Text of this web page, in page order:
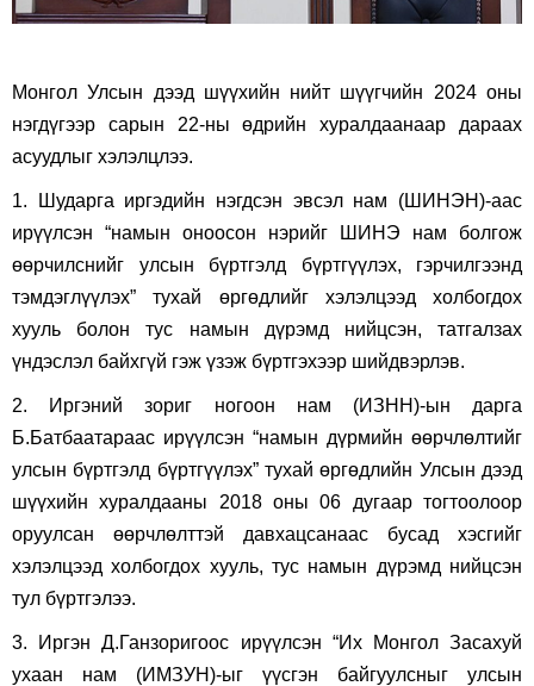
Монгол Улсын дээд шүүхийн нийт шүүгчийн 2024 оны
нэгдүгээр сарын 22-ны өдрийн хуралдаанаар дараах
асуудлыг хэлэлцлээ.
1. Шударга иргэдийн нэгдсэн эвсэл нам (ШИНЭН)-аас
ирүүлсэн “намын оноосон нэрийг ШИНЭ нам болгож
өөрчилснийг улсын бүртгэлд бүртгүүлэх, гэрчилгээнд
тэмдэглүүлэх” тухай өргөдлийг хэлэлцээд холбогдох
хууль болон тус намын дүрэмд нийцсэн, татгалзах
үндэслэл байхгүй гэж үзэж бүртгэхээр шийдвэрлэв.
2. Иргэний зориг ногоон нам (ИЗНН)-ын дарга
Б.Батбаатараас ирүүлсэн “намын дүрмийн өөрчлөлтийг
улсын бүртгэлд бүртгүүлэх” тухай өргөдлийн Улсын дээд
шүүхийн хуралдааны 2018 оны 06 дугаар тогтоолоор
оруулсан өөрчлөлттэй давхацсанаас бусад хэсгийг
хэлэлцээд холбогдох хууль, тус намын дүрэмд нийцсэн
тул бүртгэлээ.
3. Иргэн Д.Ганзоригоос ирүүлсэн “Их Монгол Засахуй
ухаан нам (ИМЗУН)-ыг үүсгэн байгуулсныг улсын